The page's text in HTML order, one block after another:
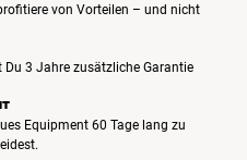
Einbau einer Backbox mit
aus Platzgründen nicht
Mehr über Backboxen
von Vorteilen – und nicht
3 Jahre zusätzliche Garantie
Equipment 60 Tage lang zu